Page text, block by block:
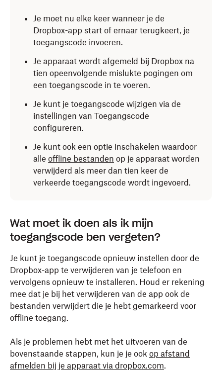
Je moet nu elke keer wanneer je de
Dropbox-app start of ernaar terugkeert, je
toegangscode invoeren.
Je apparaat wordt afgemeld bij Dropbox na
tien opeenvolgende mislukte pogingen om
een toegangscode in te voeren.
Je kunt je toegangscode wijzigen via de
instellingen van Toegangscode
configureren.
Je kunt ook een optie inschakelen waardoor
alle offline bestanden op je apparaat worden
verwijderd als meer dan tien keer de
verkeerde toegangscode wordt ingevoerd.
voor iPad in:
Tik opAccount.
Tik op het tandwielpictogram bovenaan het
scherm.
Tik opToegangscodeslot
Tik opToegangscode inschakelen.
Voer je nieuwe toegangscode in en bevestig deze.
voor iPhone in:
Tik opAccount.
Tik op het tandwielpictogram bovenaan het
scherm.
Tik opToegangscodeslot
Tik opToegangscode inschakelen.
Voer je nieuwe toegangscode in en bevestig deze.
voor Windows Phone in:
tabbladBestanden,Foto'sofFavorieten, tik in de
appbalk op de knopmet de drie puntjes (…)
selecteerInstellingen.
Tik opBeveiliging.
Schakel hetToegangscodeslot
Voer je nieuwe toegangscode in en bevestig deze.
voor de Windows-tablet in:
binnen om de balk Charms weer te geven en tik op
Instellingen.
SelecteerBeveiliging.
Schakel hetToegangscodeslotin.
Wat moet ik doen als ik mijn
toegangscode ben vergeten?
Je kunt je toegangscode opnieuw instellen door de
Dropbox-app te verwijderen van je telefoon en
vervolgens opnieuw te installeren. Houd er rekening
mee dat je bij het verwijderen van de app ook de
bestanden verwijdert die je hebt gemarkeerd voor
offline toegang.
Als je problemen hebt met het uitvoeren van de
bovenstaande stappen, kun je je ook op afstand
afmelden bij je apparaat via dropbox.com.